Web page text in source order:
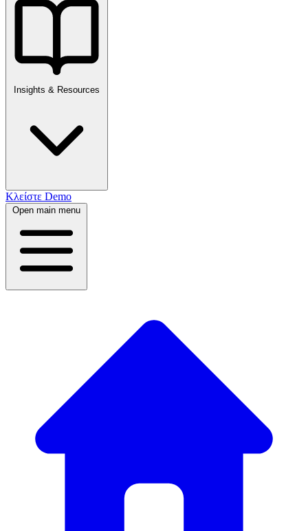
Insights & Resources
Κλείστε Demo
Open main menu